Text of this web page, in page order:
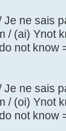
ne sais
/ (ai) Ynot
not know
ne sais
/ (oi) Ynot
not know